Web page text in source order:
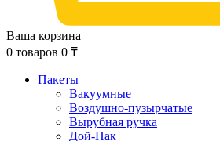
Ваша корзина
0 товаров 0 ₸
Пакеты
Вакуумные
Воздушно-пузырчатые
Вырубная ручка
Дой-Пак